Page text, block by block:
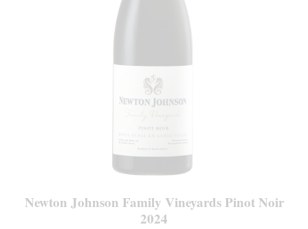
Newton Johnson Family Vineyards Pinot Noir
2024